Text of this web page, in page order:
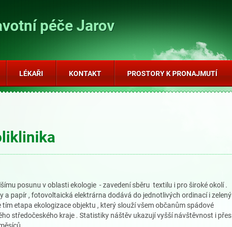
péče Jarov
posunu v oblasti ekologie - zavedení sběru textilu i pro široké okolí .
a papír , fotovoltaická elektrárna dodává do jednotlivých ordinací i zelený
tím etapa ekologizace objektu , který slouží všem občanům spádové
středočeského kraje . Statistiky náštěv ukazují vyšší návštěvnost i přes
LÉKAŘI KONTAKT PROSTORY K PRONAJMUTÍ